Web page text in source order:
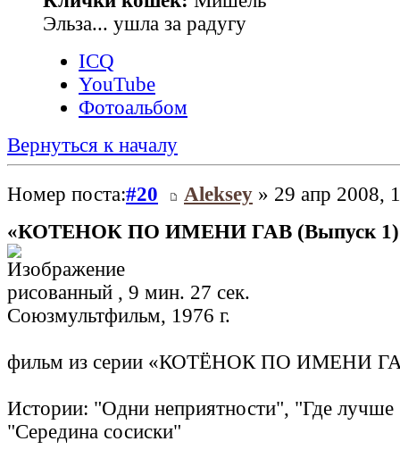
Эльза... ушла за радугу
ICQ
YouTube
Фотоальбом
Вернуться к началу
Номер поста:#20 Aleksey » 29 апр 2008,
«КОТЕНОК ПО ИМЕНИ ГАВ (Выпуск
рисованный , 9 мин. 27 сек.
Союзмультфильм, 1976 г.
фильм из серии «КОТЁНОК ПО ИМЕНИ
Истории: "Одни неприятности", "Где лучше
"Середина сосиски"